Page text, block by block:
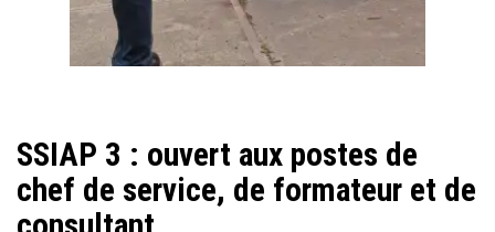
SSIAP 3 : ouvert aux postes de
chef de service, de formateur et de